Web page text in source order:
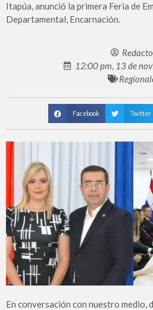
Itapúa, anunció la primera Feria de
Departamental, Encarnación.
12:00 pm, 13 de
Facebook Twitter
En conversación con nuestro medio,